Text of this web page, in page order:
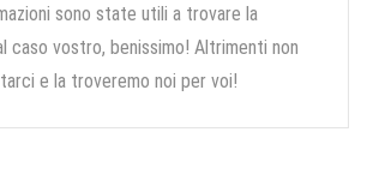
sono state utili a trovare la
caso vostro, benissimo! Altrimenti non
e la troveremo noi per voi!